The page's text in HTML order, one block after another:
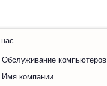
Обслуживание компьютеров
Имя компании